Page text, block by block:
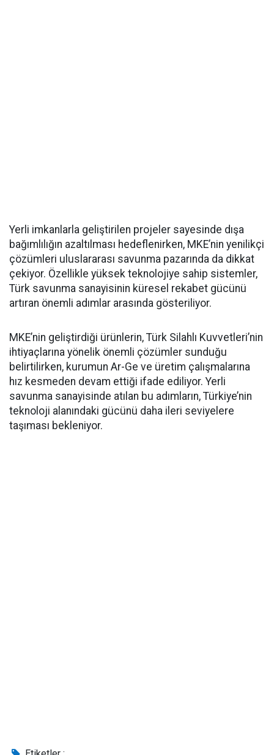
Yerli imkanlarla geliştirilen projeler sayesinde dışa
bağımlılığın azaltılması hedeflenirken, MKE’nin yenilikçi
çözümleri uluslararası savunma pazarında da dikkat
çekiyor. Özellikle yüksek teknolojiye sahip sistemler,
Türk savunma sanayisinin küresel rekabet gücünü
artıran önemli adımlar arasında gösteriliyor.
MKE’nin geliştirdiği ürünlerin, Türk Silahlı Kuvvetleri’nin
ihtiyaçlarına yönelik önemli çözümler sunduğu
belirtilirken, kurumun Ar-Ge ve üretim çalışmalarına
hız kesmeden devam ettiği ifade ediliyor. Yerli
savunma sanayisinde atılan bu adımların, Türkiye’nin
teknoloji alanındaki gücünü daha ileri seviyelere
taşıması bekleniyor.